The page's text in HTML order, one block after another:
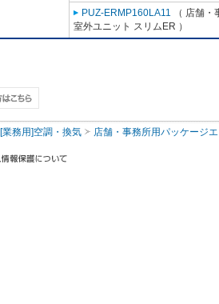
PUZ-ERMP160LA11 （ 店舗
室外ユニット スリムER ）
[業務用]空調・換気
店舗・事務所用パッケージ